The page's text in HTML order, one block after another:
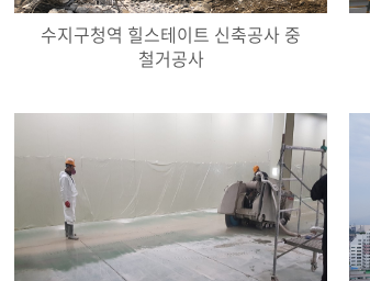
수지구청역 힐스테이트 신축공사 중
철거공사